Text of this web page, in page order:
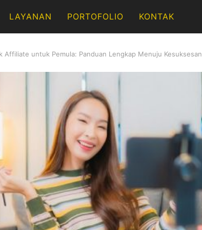
LAYANAN PORTOFOLIO KONTAK
Affiliate untuk Pemula: Panduan Lengkap Menuju Kesuksesan